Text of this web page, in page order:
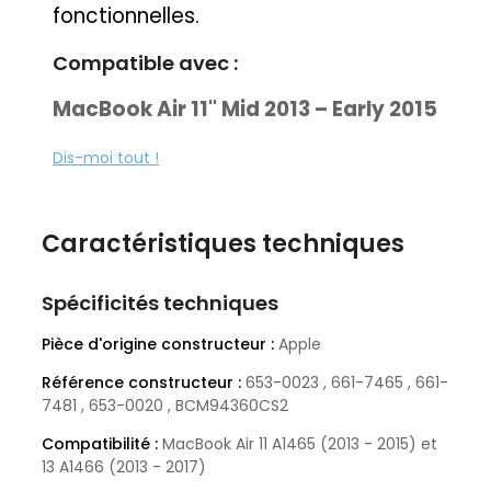
fonctionnelles.
Compatible avec :
MacBook Air 11" Mid 2013 – Early 2015
EMC 2631 :
MD711LL/B Early 2014
MF067LL/A Early 2014
EMC 2924 :
MJVM2LL/A Early 2015
MacBook Air 13" Mid 2013 – Mid 2017
(A1466)
EMC 2632 :
MD760LL/A Mid 2013
Dis-moi tout !
Caractéristiques techniques
Spécificités techniques
Pièce d'origine constructeur : Apple
Référence constructeur : 653-0023 , 661-7465 , 661-
7481 , 653-0020 , BCM94360CS2
Compatibilité : MacBook Air 11 A1465 (2013 - 2015) et
13 A1466 (2013 - 2017)